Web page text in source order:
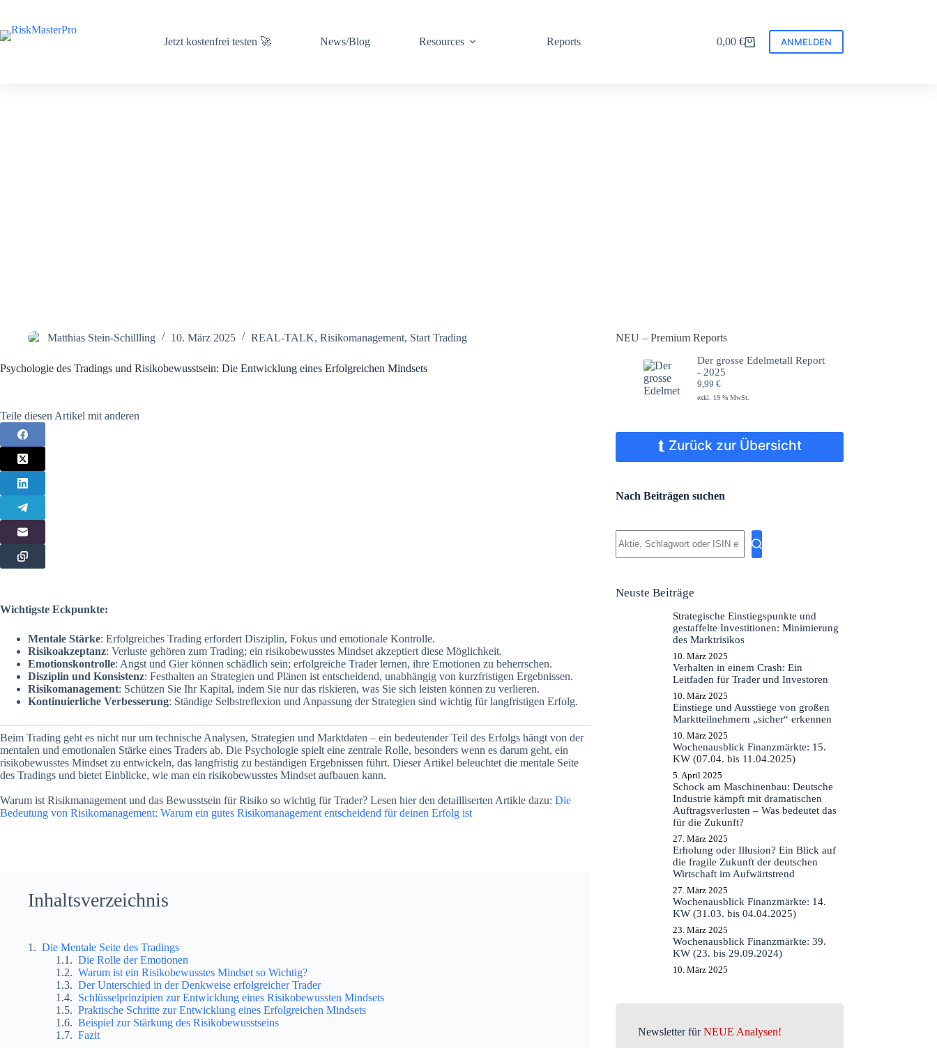
springen
Jetzt kostenfrei testen 🚀
News/Blog Resources Reports Warenkorb
0,00 € ANMELDEN
Matthias Stein-Schillling 10. März 2025 REAL-TALK, Risikomanagement, Start Trading
Psychologie des Tradings und Risikobewusstsein: Die Entwicklung eines Erfolgreichen Mindsets
Teile diesen Artikel mit anderen
Wichtigste Eckpunkte:
Mentale Stärke: Erfolgreiches Trading erfordert Disziplin, Fokus und emotionale Kontrolle.
Risikoakzeptanz: Verluste gehören zum Trading; ein risikobewusstes Mindset akzeptiert diese Möglichkeit.
Emotionskontrolle: Angst und Gier können schädlich sein; erfolgreiche Trader lernen, ihre Emotionen zu beherrschen.
Disziplin und Konsistenz: Festhalten an Strategien und Plänen ist entscheidend, unabhängig von kurzfristigen Ergebnissen.
Risikomanagement: Schützen Sie Ihr Kapital, indem Sie nur das riskieren, was Sie sich leisten können zu verlieren.
Kontinuierliche Verbesserung: Ständige Selbstreflexion und Anpassung der Strategien sind wichtig für langfristigen Erfolg.
Beim Trading geht es nicht nur um technische Analysen, Strategien und Marktdaten – ein bedeutender Teil des Erfolgs hängt von der
mentalen und emotionalen Stärke eines Traders ab. Die Psychologie spielt eine zentrale Rolle, besonders wenn es darum geht, ein
risikobewusstes Mindset zu entwickeln, das langfristig zu beständigen Ergebnissen führt. Dieser Artikel beleuchtet die mentale Seite
des Tradings und bietet Einblicke, wie man ein risikobewusstes Mindset aufbauen kann.
Warum ist Risikmanagement und das Bewusstsein für Risiko so wichtig für Trader? Lesen hier den detailliserten Artikle dazu: Die
Bedeutung von Risikomanagement: Warum ein gutes Risikomanagement entscheidend für deinen Erfolg ist
Inhaltsverzeichnis
Die Mentale Seite des Tradings
Die Rolle der Emotionen
Warum ist ein Risikobewusstes Mindset so Wichtig?
Der Unterschied in der Denkweise erfolgreicher Trader
Schlüsselprinzipien zur Entwicklung eines Risikobewussten Mindsets
Praktische Schritte zur Entwicklung eines Erfolgreichen Mindsets
Beispiel zur Stärkung des Risikobewusstseins
Fazit
NEU – Premium Reports
Der grosse Edelmetall Report
- 2025
9,99€
exkl. 19 % MwSt.
⮬ Zurück zur Übersicht
Nach Beiträgen suchen
Neuste Beiträge
Strategische Einstiegspunkte und
gestaffelte Investitionen: Minimierung
des Marktrisikos
10. März 2025
Verhalten in einem Crash: Ein
Leitfaden für Trader und Investoren
10. März 2025
Einstiege und Ausstiege von großen
Marktteilnehmern „sicher“ erkennen
10. März 2025
Wochenausblick Finanzmärkte: 15.
KW (07.04. bis 11.04.2025)
5. April 2025
Schock am Maschinenbau: Deutsche
Industrie kämpft mit dramatischen
Auftragsverlusten – Was bedeutet das
für die Zukunft?
27. März 2025
Erholung oder Illusion? Ein Blick auf
die fragile Zukunft der deutschen
Wirtschaft im Aufwärtstrend
27. März 2025
Wochenausblick Finanzmärkte: 14.
KW (31.03. bis 04.04.2025)
23. März 2025
Wochenausblick Finanzmärkte: 39.
KW (23. bis 29.09.2024)
10. März 2025
Newsletter fürNEUE Analysen!